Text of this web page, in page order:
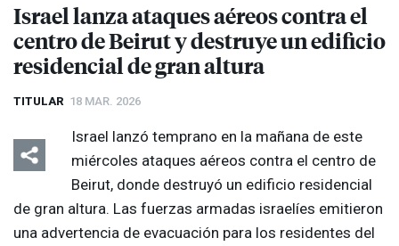
Israel lanza ataques aéreos contra el
centro de Beirut y destruye un edificio
residencial de gran altura
TITULAR 18 MAR. 2026
Israel lanzó temprano en la mañana de este
miércoles ataques aéreos contra el centro de
Beirut, donde destruyó un edificio residencial
de gran altura. Las fuerzas armadas israelíes emitieron
una advertencia de evacuación para los residentes del